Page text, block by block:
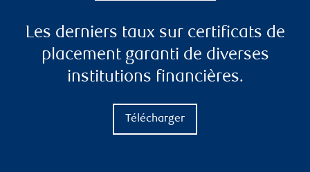
Les derniers taux sur certificats de
placement garanti de diverses
institutions financières.
Télécharger